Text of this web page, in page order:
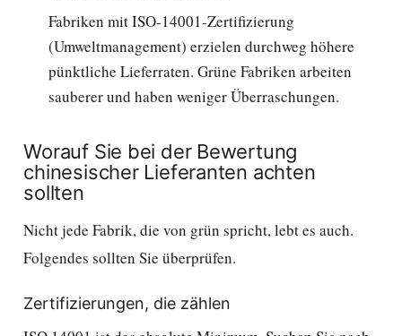
Fabriken mit ISO-14001-Zertifizierung
(Umweltmanagement) erzielen durchweg höhere
pünktliche Lieferraten. Grüne Fabriken arbeiten
sauberer und haben weniger Überraschungen.
Worauf Sie bei der Bewertung
chinesischer Lieferanten achten
sollten
Nicht jede Fabrik, die von grün spricht, lebt es auch.
Folgendes sollten Sie überprüfen.
Zertifizierungen, die zählen